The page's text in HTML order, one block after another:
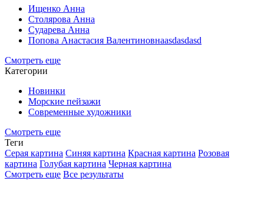
Ищенко Анна
Столярова Анна
Сударева Анна
Попова Анастасия Валентиновнаasdasdasd
Смотреть еще
Категории
Новинки
Морские пейзажи
Современные художники
Смотреть еще
Теги
Серая картина Синяя картина Красная картина Розовая
картина Голубая картина Черная картина
Смотреть еще Все результаты